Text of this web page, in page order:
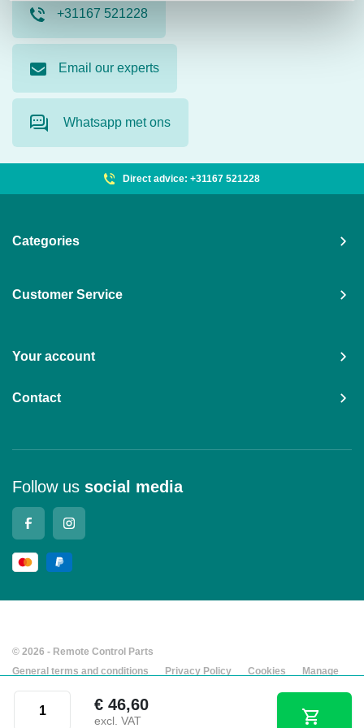
Hetronic® Nova M stop button (red) quantity
€46,60
excl. VAT
+31167 521228
Email our experts
Whatsapp met ons
Direct advice: +31167 521228
Categories
Customer Service
Your account
Contact
Follow us social media
© 2026 - Remote Control Parts
General terms and conditions
Privacy Policy Cookies
Manage
cookies
Company details
Developed by Every Day